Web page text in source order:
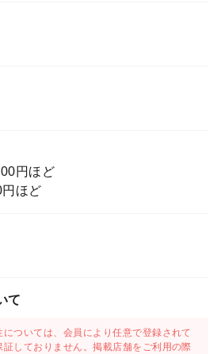
円ほど
ほど
て
については、会員により任意で登録されて
証しておりません。掲載店舗をご利用の際